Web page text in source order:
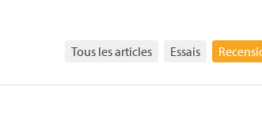
Tous les articles Essais